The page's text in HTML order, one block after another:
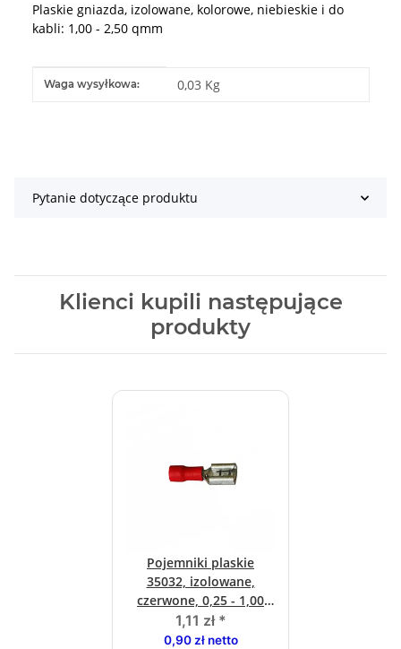
Plaskie gniazda, izolowane, kolorowe, niebieskie i do
kabli: 1,00 - 2,50 qmm
#productDetails.itemInformation#
#productDetails.itemValue#
Waga wysyłkowa: 0,03 Kg
Pytanie dotyczące produktu
Klienci kupili następujące
produkty
Pojemniki plaskie
35032, izolowane,
czerwone, 0,25 - 1,00
qmm
1,11 zł *
0,90 zł netto